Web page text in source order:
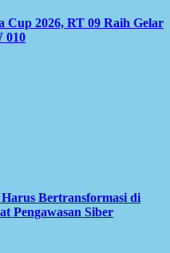
Cup 2026, RT 09 Raih Gelar
010
Bertransformasi di
Pengawasan Siber